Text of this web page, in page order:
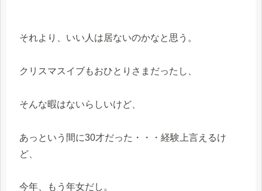
それより、いい人は居ないのかなと思う。
クリスマスイブもおひとりさまだったし、
そんな暇はないらしいけど、
あっという間に30才だった・・・経験上言えるけ
ど、
今年、もう年女だし。